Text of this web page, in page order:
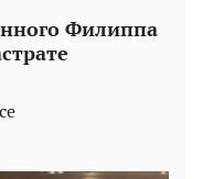
Филиппа